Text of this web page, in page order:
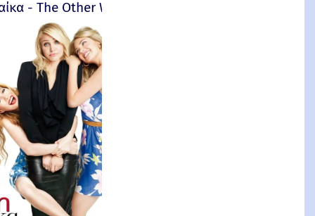
- The Other Woman – 2014